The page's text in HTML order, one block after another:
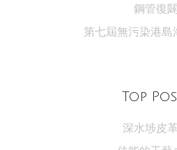
鋼管復闢
第七屆無污染港島
Top
深水埗皮